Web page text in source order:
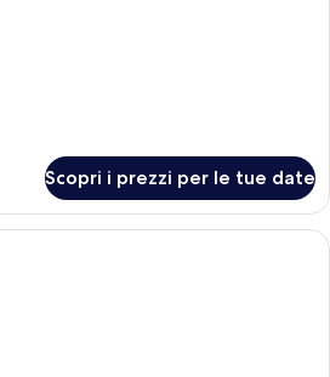
Scopri i prezzi per le tue date